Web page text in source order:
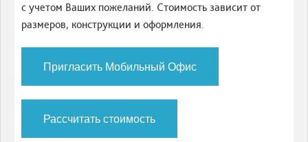
с учетом Ваших пожеланий. Стоимость зависит от
размеров, конструкции и оформления.
Пригласить Мобильный Офис
Рассчитать стоимость